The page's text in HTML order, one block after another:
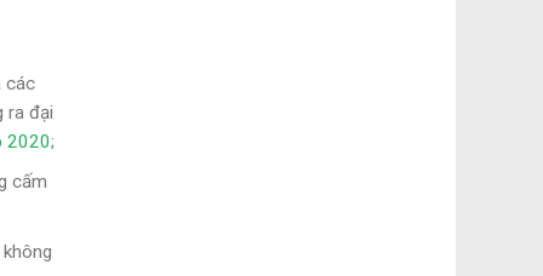
các
ra đại
2020;
cấm